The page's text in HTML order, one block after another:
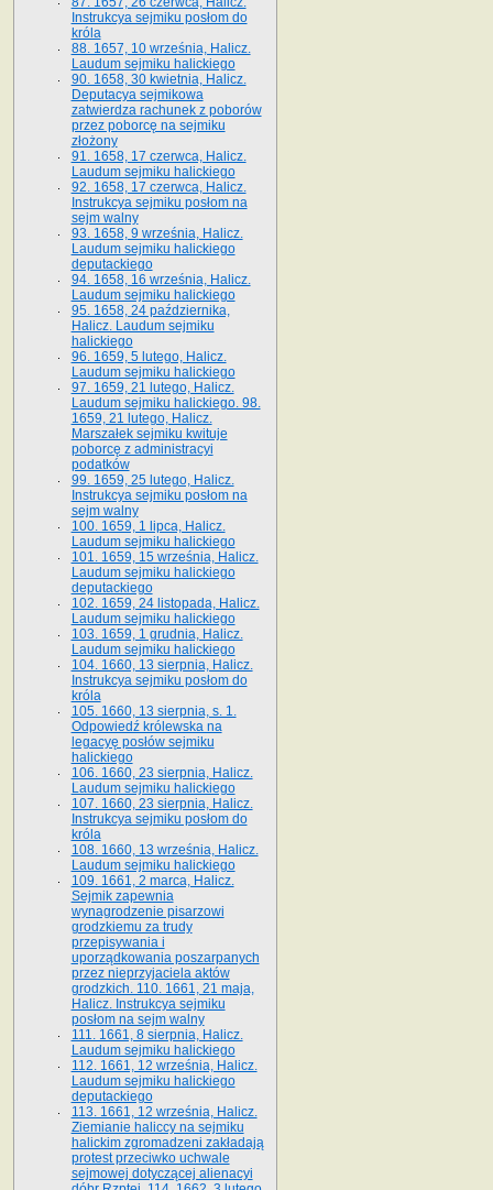
Instrukcya sejmiku posłom do
króla
88. 1657, 10 września, Halicz.
Laudum sejmiku halickiego
90. 1658, 30 kwietnia, Halicz.
Deputacya sejmikowa
zatwierdza rachunek z poborów
przez poborcę na sejmiku
złożony
91. 1658, 17 czerwca, Halicz.
Laudum sejmiku halickiego
92. 1658, 17 czerwca, Halicz.
Instrukcya sejmiku posłom na
sejm walny
93. 1658, 9 września, Halicz.
Laudum sejmiku halickiego
deputackiego
94. 1658, 16 września, Halicz.
Laudum sejmiku halickiego
95. 1658, 24 października,
Halicz. Laudum sejmiku
halickiego
96. 1659, 5 lutego, Halicz.
Laudum sejmiku halickiego
97. 1659, 21 lutego, Halicz.
Laudum sejmiku halickiego. 98.
1659, 21 lutego, Halicz.
Marszałek sejmiku kwituje
poborcę z administracyi
podatków
99. 1659, 25 lutego, Halicz.
Instrukcya sejmiku posłom na
sejm walny
100. 1659, 1 lipca, Halicz.
Laudum sejmiku halickiego
101. 1659, 15 września, Halicz.
Laudum sejmiku halickiego
deputackiego
102. 1659, 24 listopada, Halicz.
Laudum sejmiku halickiego
103. 1659, 1 grudnia, Halicz.
Laudum sejmiku halickiego
104. 1660, 13 sierpnia, Halicz.
Instrukcya sejmiku posłom do
króla
105. 1660, 13 sierpnia, s. 1.
Odpowiedź królewska na
legacyę posłów sejmiku
halickiego
106. 1660, 23 sierpnia, Halicz.
Laudum sejmiku halickiego
107. 1660, 23 sierpnia, Halicz.
Instrukcya sejmiku posłom do
króla
108. 1660, 13 września, Halicz.
Laudum sejmiku halickiego
109. 1661, 2 marca, Halicz.
Sejmik zapewnia
wynagrodzenie pisarzowi
grodzkiemu za trudy
przepisywania i
uporządkowania poszarpanych
przez nieprzyjaciela aktów
grodzkich. 110. 1661, 21 maja,
Halicz. Instrukcya sejmiku
posłom na sejm walny
111. 1661, 8 sierpnia, Halicz.
Laudum sejmiku halickiego
112. 1661, 12 września, Halicz.
Laudum sejmiku halickiego
deputackiego
113. 1661, 12 września, Halicz.
Ziemianie haliccy na sejmiku
halickim zgromadzeni zakładają
protest przeciwko uchwale
sejmowej dotyczącej alienacyi